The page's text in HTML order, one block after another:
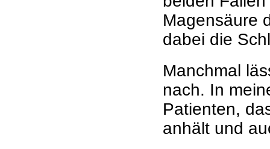
Magensäure
dabei die
Manchmal
nach. In
Patienten,
anhält und